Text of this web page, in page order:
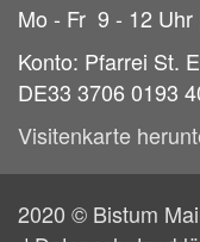
Mo - Fr 9 - 12
Konto: Pfarrei St.
DE33 3706 0193
Visitenkarte
2020 © Bistum